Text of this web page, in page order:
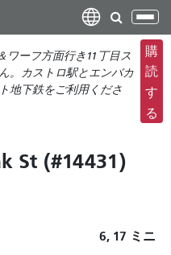
ナ
ビ
ゲ
ー
シ
ョ
え
ワーフ方面行き11丁目ス
。カストロ駅とエンバカ
地下鉄をご利用くださ
購
読
す
る
St (#14431)
6, 17 ミニ